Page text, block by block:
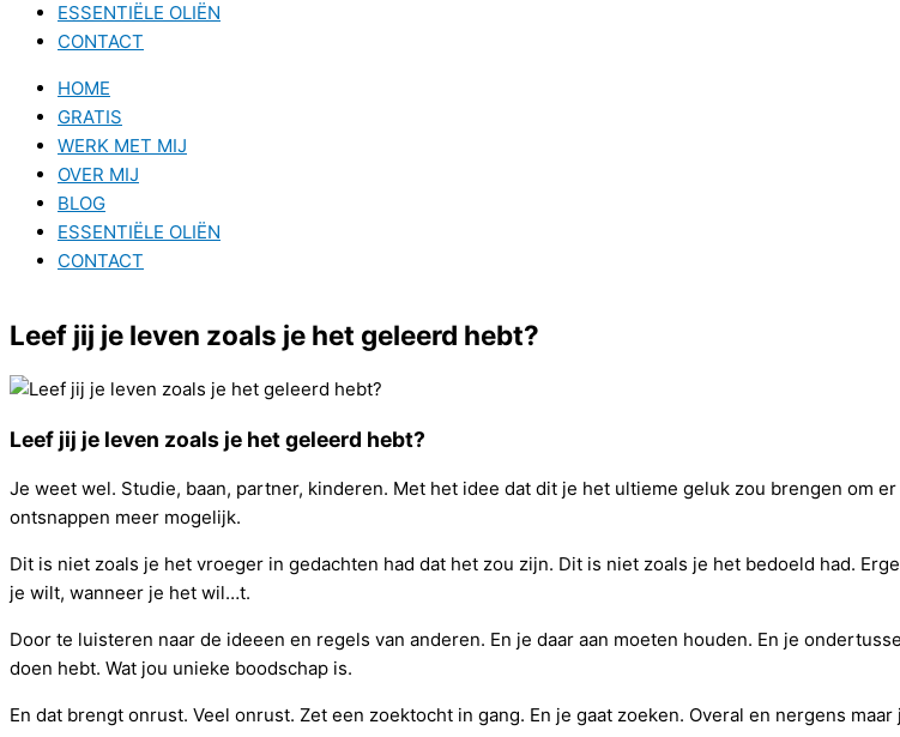
ESSENTIËLE OLIËN
CONTACT
HOME
GRATIS
WERK MET MIJ
OVER MIJ
BLOG
ESSENTIËLE OLIËN
CONTACT
Leef jij je leven zoals je het geleerd hebt?
Leef jij je leven zoals je het geleerd hebt?
Je weet wel. Studie, baan, partner, kinderen. Met het idee dat dit je het ultieme geluk zou brengen om
ontsnappen meer mogelijk.
Dit is niet zoals je het vroeger in gedachten had dat het zou zijn. Dit is niet zoals je het bedoeld had.
je wilt, wanneer je het wil…t.
Door te luisteren naar de ideeen en regels van anderen. En je daar aan moeten houden. En je
doen hebt. Wat jou unieke boodschap is.
En dat brengt onrust. Veel onrust. Zet een zoektocht in gang. En je gaat zoeken. Overal en nergens